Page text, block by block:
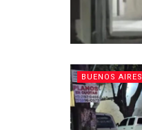
BUENOS AIRES